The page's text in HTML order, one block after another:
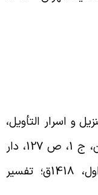
و اسرار التأویل،
تحقیق: المرعشلی‏، محمد عبد الرحمن، ج 1، ص 127، دار
احیاء التراث العربی، بیروت، چاپ اول، 1418ق؛ تفسیر